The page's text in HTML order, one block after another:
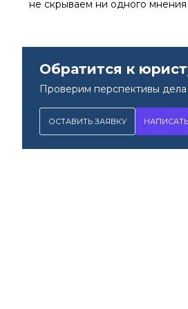
не скрываем ни одного мнения
Обратится к
Проверим перспективы
ОСТАВИТЬ ЗАЯВКУ НАПИСАТЬ